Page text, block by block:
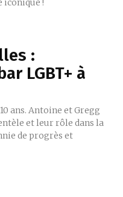
iconique !
:
LGBT+ à
ans. Antoine et Gregg
et leur rôle dans la
de progrès et